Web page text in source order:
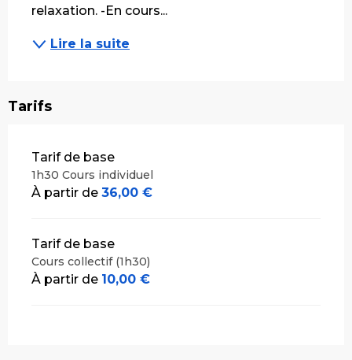
relaxation. -En cours...
Lire la suite
Tarifs
Tarifs 2026
Tarif de base
1h30 Cours individuel
À partir de 36,00 €
Tarif de base
Cours collectif (1h30)
À partir de 10,00 €